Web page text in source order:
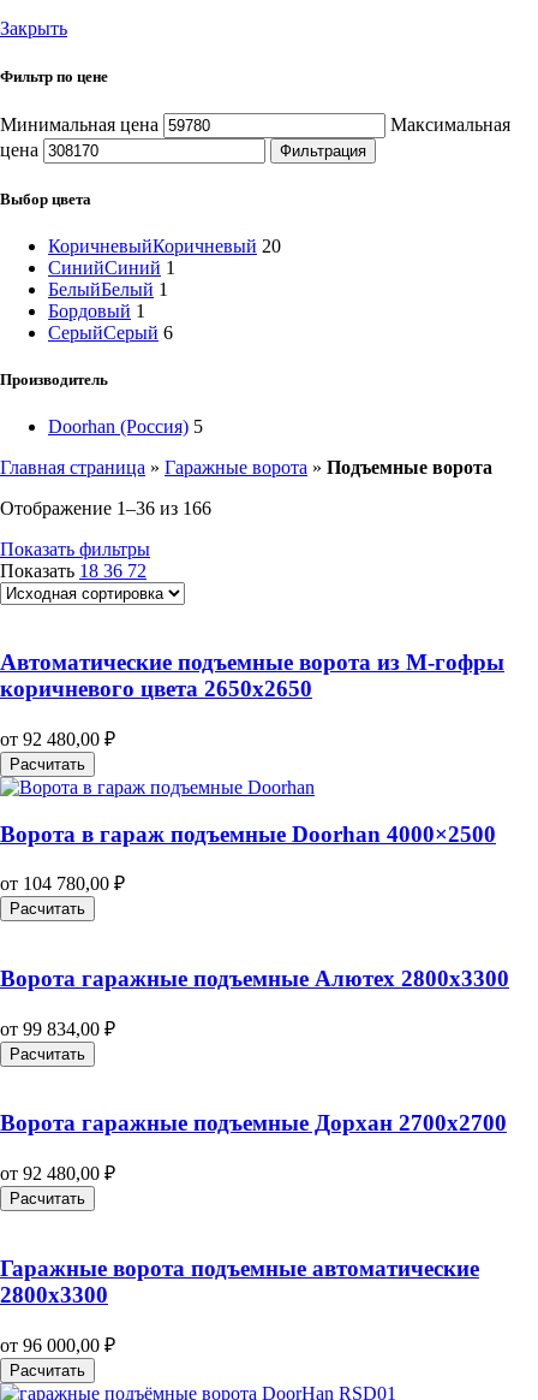
Закрыть
Фильтр по цене
Минимальная цена
Максимальная
цена
Фильтрация
Выбор цвета
КоричневыйКоричневый 20
СинийСиний 1
БелыйБелый 1
Бордовый 1
СерыйСерый 6
Производитель
Doorhan (Россия) 5
Главная страница » Гаражные ворота » Подъемные ворота
Отображение 1–36 из 166
Показать фильтры
Показать 18 36 72
Автоматические подъемные ворота из M-гофры
коричневого цвета 2650х2650
от 92 480,00 ₽
Расчитать
Ворота в гараж подъемные Doorhan 4000×2500
от 104 780,00 ₽
Расчитать
Ворота гаражные подъемные Алютех 2800х3300
от 99 834,00 ₽
Расчитать
Ворота гаражные подъемные Дорхан 2700х2700
от 92 480,00 ₽
Расчитать
Гаражные ворота подъемные автоматические
2800х3300
от 96 000,00 ₽
Расчитать